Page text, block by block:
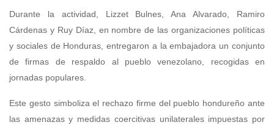
Durante la actividad, Lizzet Bulnes, Ana Alvarado, Ramiro
Cárdenas y Ruy Díaz, en nombre de las organizaciones políticas
y sociales de Honduras, entregaron a la embajadora un conjunto
de firmas de respaldo al pueblo venezolano, recogidas en
jornadas populares.
Este gesto simboliza el rechazo firme del pueblo hondureño ante
las amenazas y medidas coercitivas unilaterales impuestas por